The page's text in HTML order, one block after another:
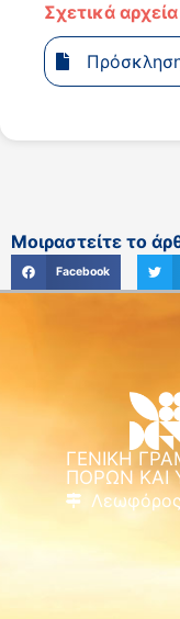
Σχετικά αρχεία
Μοιραστείτε το
Facebook
ΓΕΝΙΚΗ
ΠΟΡΩΝ